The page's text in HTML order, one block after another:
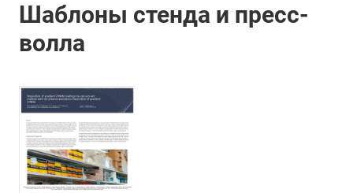
Шаблоны стенда и пресс-
волла